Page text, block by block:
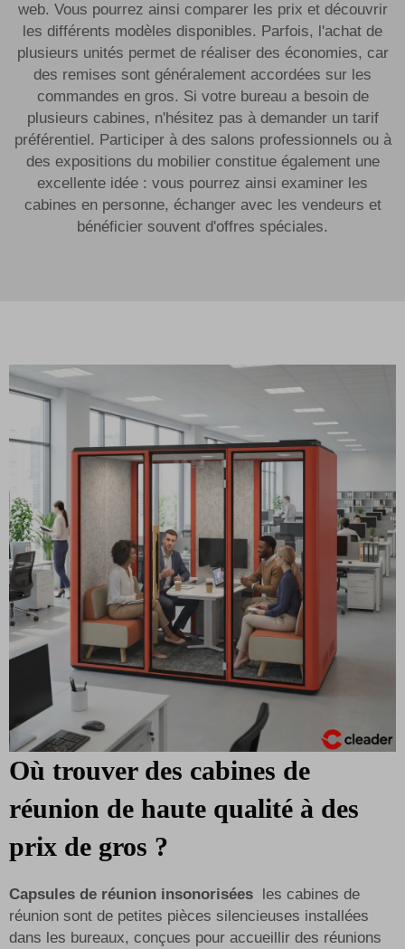
web. Vous pourrez ainsi comparer les prix et découvrir
les différents modèles disponibles. Parfois, l'achat de
plusieurs unités permet de réaliser des économies, car
des remises sont généralement accordées sur les
commandes en gros. Si votre bureau a besoin de
plusieurs cabines, n'hésitez pas à demander un tarif
préférentiel. Participer à des salons professionnels ou à
des expositions du mobilier constitue également une
excellente idée : vous pourrez ainsi examiner les
cabines en personne, échanger avec les vendeurs et
bénéficier souvent d'offres spéciales.
Où trouver des cabines de
réunion de haute qualité à des
prix de gros ?
Capsules de réunion insonorisées les cabines de
réunion sont de petites pièces silencieuses installées
dans les bureaux, conçues pour accueillir des réunions